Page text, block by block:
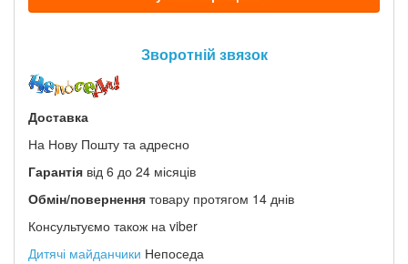
Зворотній звязок
Доставка
На Нову Пошту та адресно
Гарантія від 6 до 24 місяців
Обмін/повернення товару протягом 14 днів
Консультуємо також на viber
Дитячі майданчики Непоседа